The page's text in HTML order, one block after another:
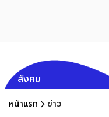
สังคม
หน้าแรก ข่าว